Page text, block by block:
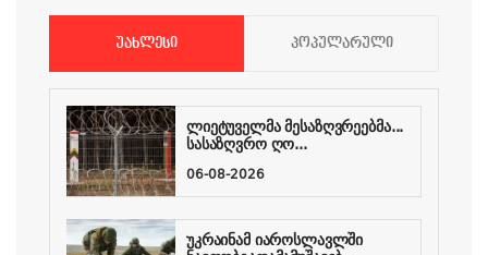
ᲣᲐᲮᲚᲔᲡᲘ ᲞᲝᲞᲣᲚᲐᲠᲣᲚᲘ
ლიეტუველმა მესაზღვრეებმა...
სასაზღვრო ღო...
06-08-2026
უკრაინამ იაროსლავლში